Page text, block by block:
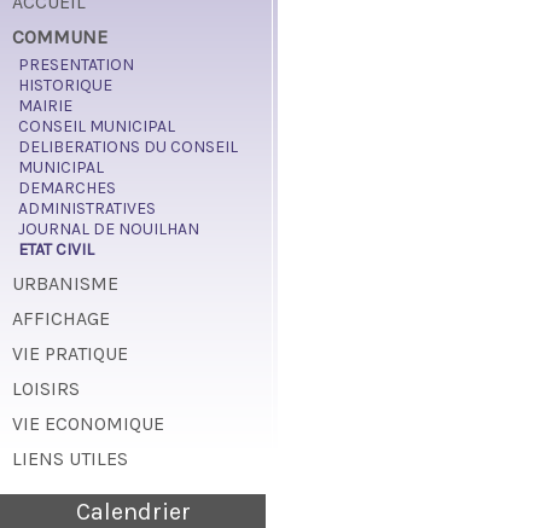
COMMUNE
PRESENTATION
HISTORIQUE
MAIRIE
CONSEIL MUNICIPAL
DELIBERATIONS DU CONSEIL
MUNICIPAL
DEMARCHES
ADMINISTRATIVES
JOURNAL DE NOUILHAN
ETAT CIVIL
URBANISME
AFFICHAGE
VIE PRATIQUE
LOISIRS
VIE ECONOMIQUE
LIENS UTILES
Calendrier